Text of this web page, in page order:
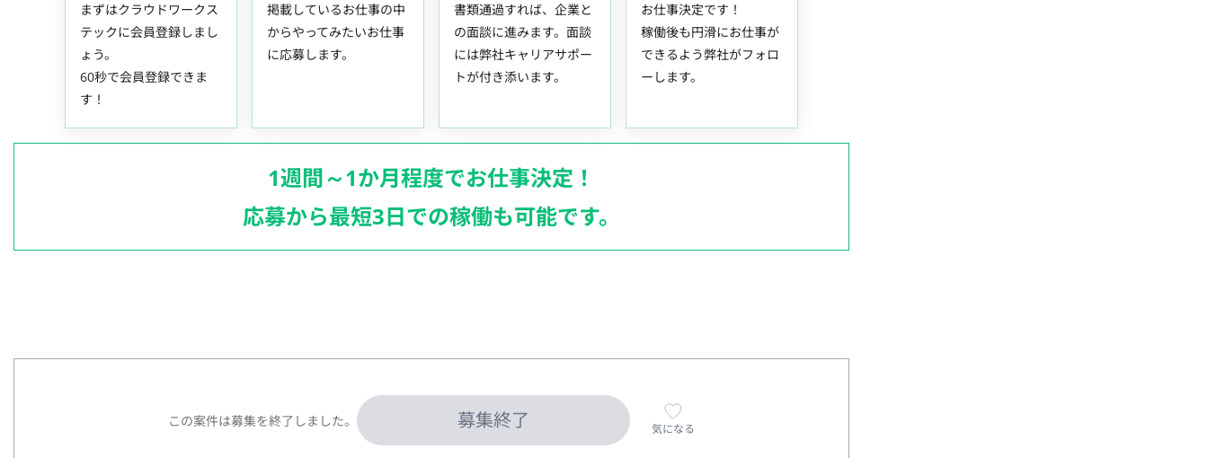
まずはクラウドワークス
テックに会員登録しまし
ょう。
60秒で会員登録できま
す！
掲載しているお仕事の中
からやってみたいお仕事
に応募します。
書類通過すれば、企業と
の面談に進みます。面談
には弊社キャリアサポー
トが付き添います。
お仕事決定です！
稼働後も円滑にお仕事が
できるよう弊社がフォロ
ーします。
1週間～1か月程度でお仕事決定！
応募から最短3日での稼働も可能です。
この案件は募集を終了しました。 募集終了 気になる